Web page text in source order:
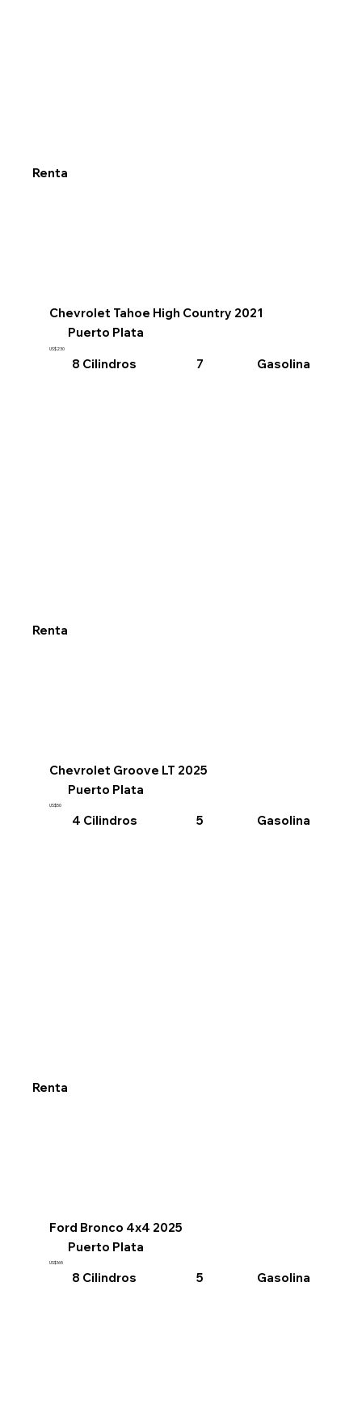
Renta
Chevrolet Tahoe High Country 2021
Puerto Plata
US$230
8 Cilindros 7 Gasolina
Renta
Chevrolet Groove LT 2025
Puerto Plata
US$50
4 Cilindros 5 Gasolina
Renta
Ford Bronco 4x4 2025
Puerto Plata
US$165
8 Cilindros 5 Gasolina